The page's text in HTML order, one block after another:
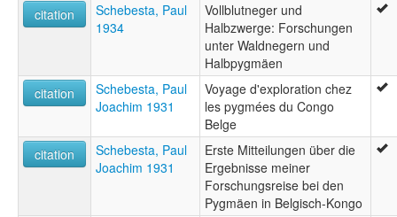
citation
Schebesta, Paul
1934
Vollblutneger und
Halbzwerge: Forschungen
unter Waldnegern und
Halbpygmäen
citation
Schebesta, Paul
Joachim 1931
Voyage d'exploration chez
les pygmées du Congo
Belge
citation
Schebesta, Paul
Joachim 1931
Erste Mitteilungen über die
Ergebnisse meiner
Forschungsreise bei den
Pygmäen in Belgisch-Kongo